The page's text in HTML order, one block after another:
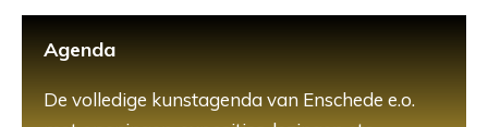
Agenda
De volledige kunstagenda van Enschede e.o.